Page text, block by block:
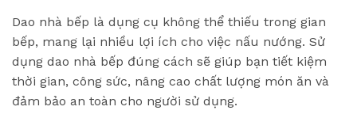
Dao nhà bếp là dụng cụ không thể thiếu trong gian
bếp, mang lại nhiều lợi ích cho việc nấu nướng. Sử
dụng dao nhà bếp đúng cách sẽ giúp bạn tiết kiệm
thời gian, công sức, nâng cao chất lượng món ăn và
đảm bảo an toàn cho người sử dụng.